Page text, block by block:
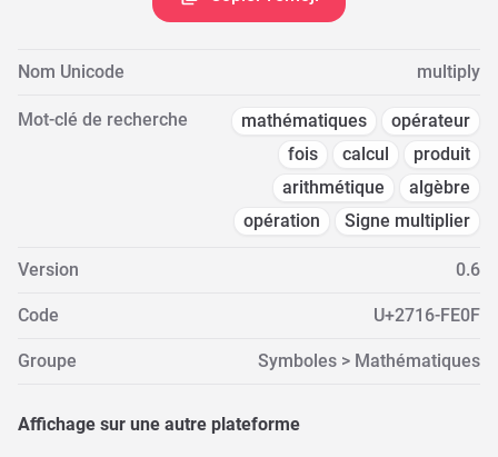
Nom Unicode multiply
Mot-clé de recherche mathématiques
opérateur
fois
calcul
produit
arithmétique
algèbre
opération
Signe multiplier
Version 0.6
Code U+2716-FE0F
Groupe Symboles > Mathématiques
Affichage sur une autre plateforme